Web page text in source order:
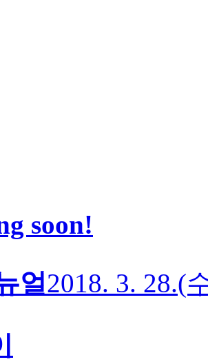
soon!
얼2018. 3. 28.(